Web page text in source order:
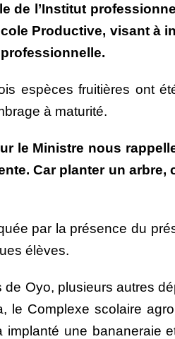
de l’Institut
Productive, visant
espèces fruitières ont
à maturité.
le Ministre nous
Car planter un arbre,
par la présence du
élèves.
de Oyo, plusieurs autres
le Complexe scolaire
implanté une bananeraie